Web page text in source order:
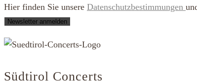
Hier finden Sie unsere Datenschutzbestimmungen
Newsletter anmelden
Südtirol Concerts